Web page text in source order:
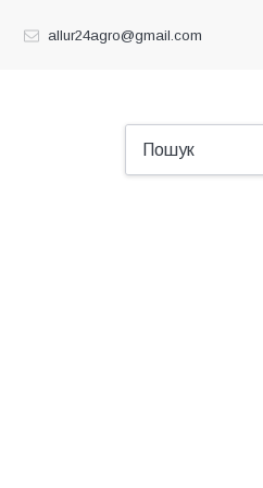
allur24agro@gmail.com